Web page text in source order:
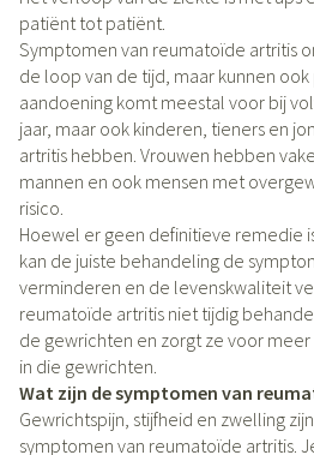
patiënt tot patiënt.
Symptomen van reumatoïde artritis
de loop van de tijd, maar kunnen
aandoening komt meestal voor bij
jaar, maar ook kinderen, tieners en
artritis hebben. Vrouwen hebben
mannen en ook mensen met
risico.
Hoewel er geen definitieve remedie
kan de juiste behandeling de
verminderen en de levenskwaliteit
reumatoïde artritis niet tijdig
de gewrichten en zorgt ze voor
in die gewrichten.
Wat zijn de symptomen van
Gewrichtspijn, stijfheid en zwelling
symptomen van reumatoïde artritis.